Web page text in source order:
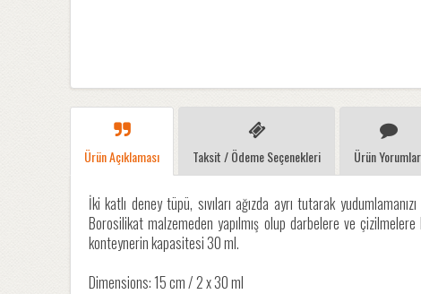
Ürün Açıklaması Taksit / Ödeme Seçenekleri Ürün
İki katlı deney tüpü, sıvıları ağızda ayrı tutarak
Borosilikat malzemeden yapılmış olup darbelere ve çizilmelere
konteynerin kapasitesi 30 ml.
Dimensions: 15 cm / 2 x 30 ml